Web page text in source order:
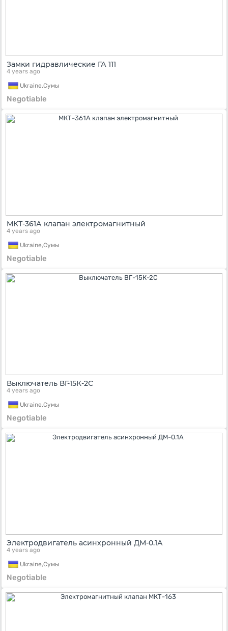
Замки гидравлические ГА 111
4 years ago
Ukraine,Сумы
Negotiable
МКТ-361А клапан электромагнитный
4 years ago
Ukraine,Сумы
Negotiable
Выключатель ВГ-15К-2С
4 years ago
Ukraine,Сумы
Negotiable
Электродвигатель асинхронный ДМ-0.1А
4 years ago
Ukraine,Сумы
Negotiable